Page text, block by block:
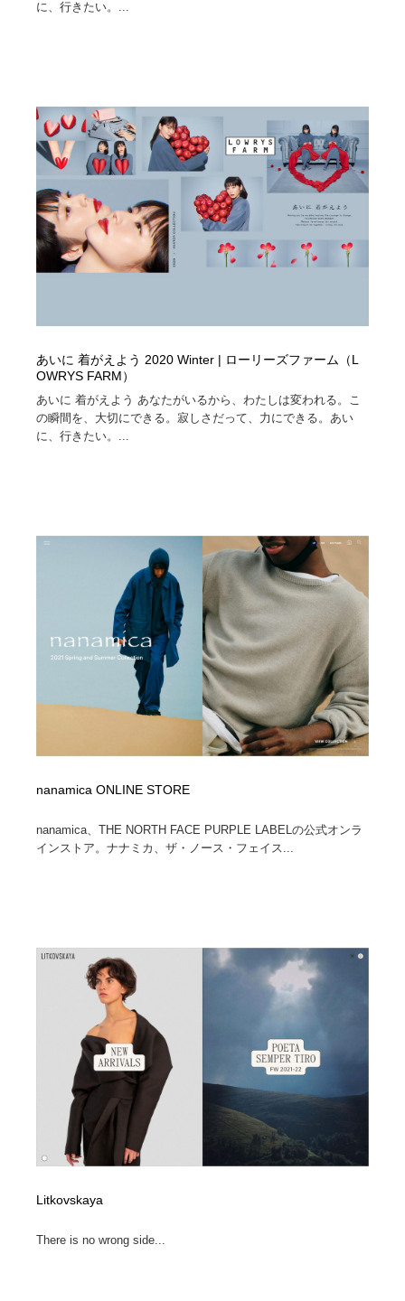
に、行きたい。...
あいに 着がえよう 2020 Winter | ローリーズファーム（L
OWRYS FARM）
あいに 着がえよう あなたがいるから、わたしは変われる。こ
の瞬間を、大切にできる。寂しさだって、力にできる。あい
に、行きたい。...
nanamica ONLINE STORE
nanamica、THE NORTH FACE PURPLE LABELの公式オンラ
インストア。ナナミカ、ザ・ノース・フェイス...
Litkovskaya
There is no wrong side...